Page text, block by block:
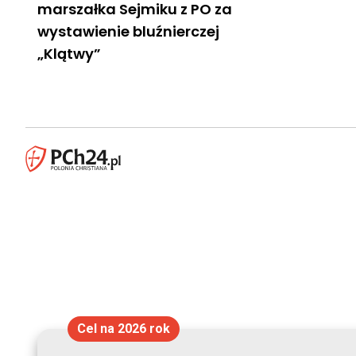
marszałka Sejmiku z PO za
wystawienie bluźnierczej
„Klątwy”
Cel na 2026 rok